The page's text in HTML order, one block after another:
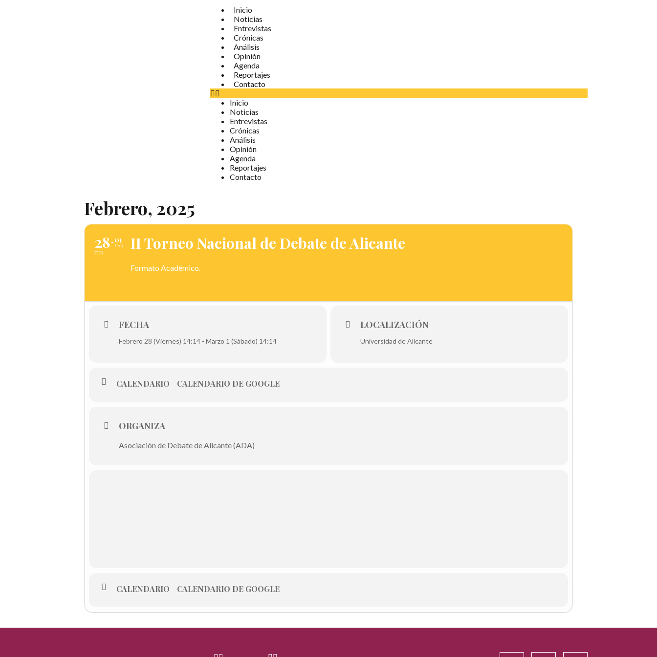
Inicio
Noticias
Entrevistas
Crónicas
Análisis
Opinión
Agenda
Reportajes
Contacto
Inicio
Noticias
Entrevistas
Crónicas
Análisis
Opinión
Agenda
Reportajes
Contacto
Febrero, 2025
28
FEB
01
MAR II Torneo Nacional de Debate de Alicante
Formato Académico.
FECHA
Febrero 28 (Viernes) 14:14 - Marzo 1 (Sábado) 14:14
LOCALIZACIÓN
Universidad de Alicante
CALENDARIO CALENDARIO DE GOOGLE
ORGANIZA
Asociación de Debate de Alicante (ADA)
CALENDARIO CALENDARIO DE GOOGLE